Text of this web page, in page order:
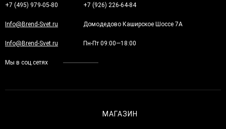
+7 (495) 979-05-80 +7 (926) 226-64-84
Info@Brend-Svet.ru Домодедово Каширское Шоссе 7А
Info@Brend-Svet.ru Пн-Пт 09:00—18:00
Мы в соц.сетях
МАГАЗИН